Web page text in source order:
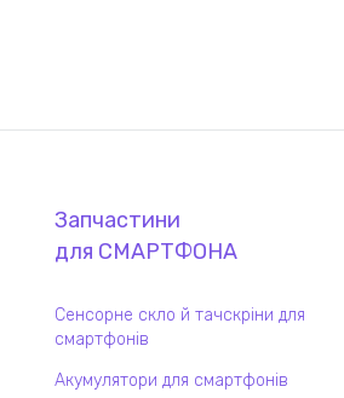
Запчастини
для СМАРТФОНА
Сенсорне скло й тачскріни для
смартфонів
Акумулятори для смартфонів